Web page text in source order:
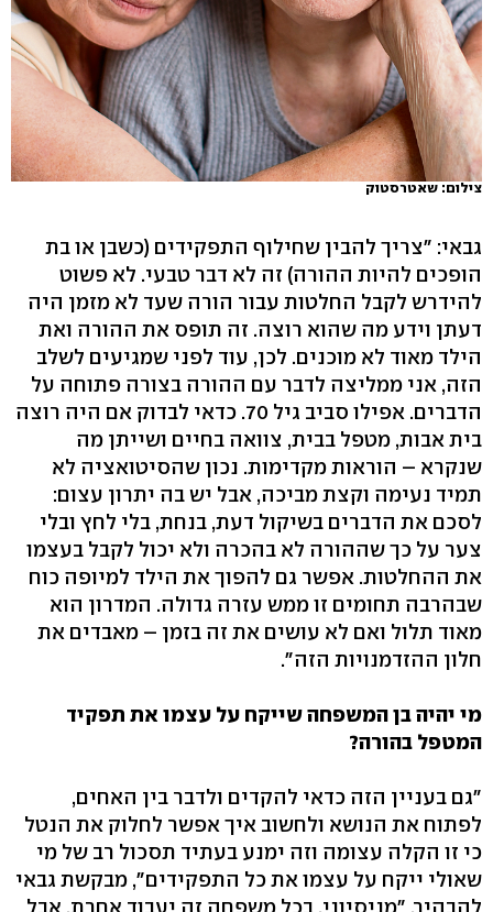
צילום: שאטרסטוק
גבאי: "צריך להבין שחילוף התפקידים (כשבן או בת
הופכים להיות ההורה) זה לא דבר טבעי. לא פשוט
להידרש לקבל החלטות עבור הורה שעד לא מזמן היה
דעתן וידע מה שהוא רוצה. זה תופס את ההורה ואת
הילד מאוד לא מוכנים. לכן, עוד לפני שמגיעים לשלב
הזה, אני ממליצה לדבר עם ההורה בצורה פתוחה על
הדברים. אפילו סביב גיל 70. כדאי לבדוק אם היה רוצה
בית אבות, מטפל בבית, צוואה בחיים ושייתן מה
שנקרא – הוראות מקדימות. נכון שהסיטואציה לא
תמיד נעימה וקצת מביכה, אבל יש בה יתרון עצום:
לסכם את הדברים בשיקול דעת, בנחת, בלי לחץ ובלי
צער על כך שההורה לא בהכרה ולא יכול לקבל בעצמו
את ההחלטות. אפשר גם להפוך את הילד למיופה כוח
שבהרבה תחומים זו ממש עזרה גדולה. המדרון הוא
מאוד תלול ואם לא עושים את זה בזמן – מאבדים את
חלון ההזדמנויות הזה".
מי יהיה בן המשפחה שייקח על עצמו את תפקיד
המטפל בהורה?
"גם בעניין הזה כדאי להקדים ולדבר בין האחים,
לפתוח את הנושא ולחשוב איך אפשר לחלוק את הנטל
כי זו הקלה עצומה וזה ימנע בעתיד תסכול רב של מי
שאולי ייקח על עצמו את כל התפקידים", מבקשת גבאי